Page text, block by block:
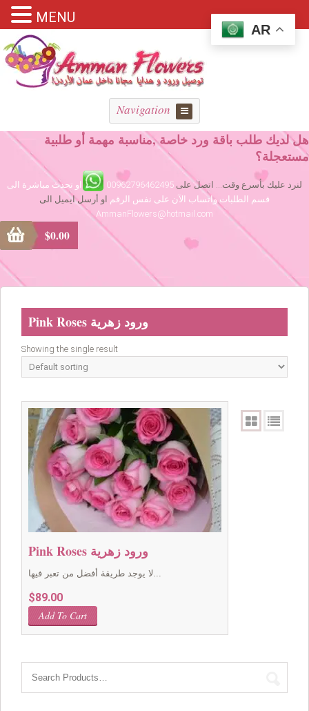
Navigation
هل لديك طلب باقة ورد خاصة ,مناسبة مهمة أو طلبية
مستعجلة؟
لنرد عليك بأسرع وقت... اتصل على 00962796462495
او تحدث مباشرة الى
قسم الطلبات واتساب الآن على نفس الرقم او أرسل ايميل الى
AmmanFlowers@hotmail.com
$0.00
Pink Roses ورود زهرية
Showing the single result
Pink Roses ورود زهرية
لا يوجد طريقة أفضل من تعبر فيها...
$89.00
Add To Cart
AR
MENU